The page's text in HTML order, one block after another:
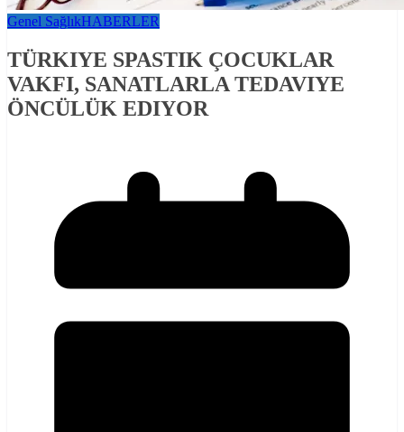
Genel SağlıkHABERLER
TÜRKIYE SPASTIK ÇOCUKLAR
VAKFI, SANATLARLA TEDAVIYE
ÖNCÜLÜK EDIYOR